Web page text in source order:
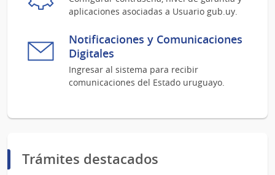
aplicaciones asociadas a Usuario gub.uy.
Notificaciones y Comunicaciones
Digitales
Ingresar al sistema para recibir
comunicaciones del Estado uruguayo.
Trámites destacados